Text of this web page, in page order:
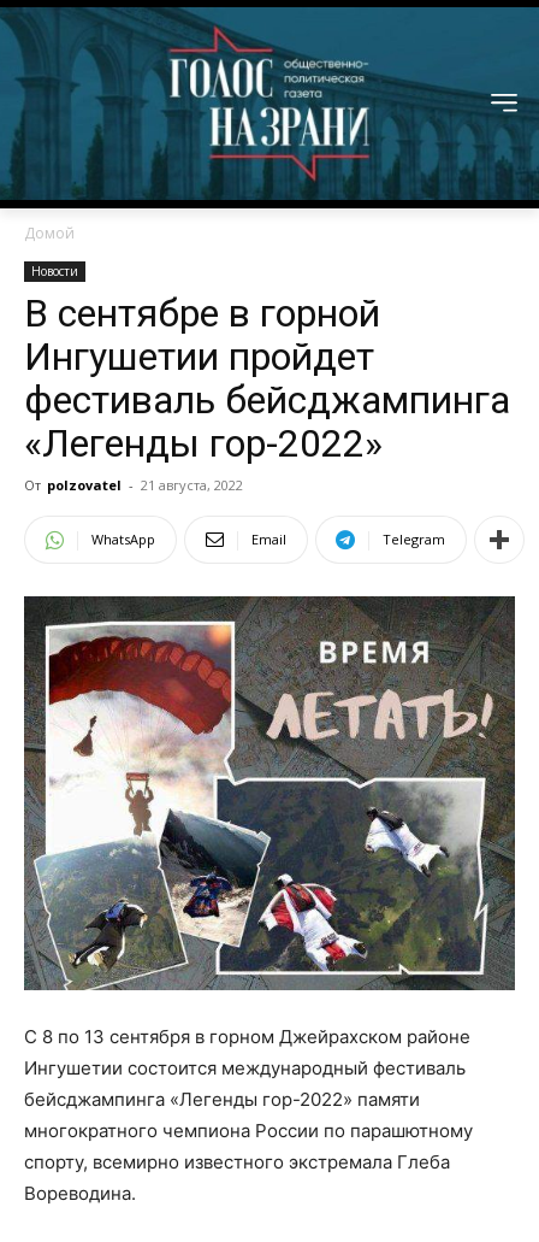
Домой
Новости
В сентябре в горной
Ингушетии пройдет
фестиваль бейсджампинга
«Легенды гор-2022»
От polzovatel - 21 августа, 2022
WhatsApp Email Telegram
С 8 по 13 сентября в горном Джейрахском районе
Ингушетии состоится международный фестиваль
бейсджампинга «Легенды гор-2022» памяти
многократного чемпиона России по парашютному
спорту, всемирно известного экстремала Глеба
Вореводина.